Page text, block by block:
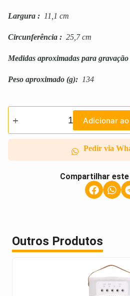
Largura : 11,1 cm
Circunferência : 25,7 cm
Medidas aproximadas para gravação
Peso aproximado (g): 134
Adicionar
Pedir via
Compartilhar
Outros Produtos